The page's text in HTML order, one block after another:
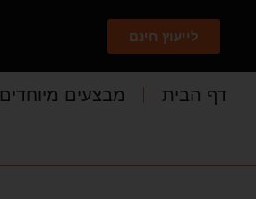
לייעוץ חינם
דף הבית מבצעים מיוחדים